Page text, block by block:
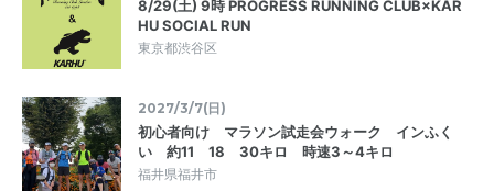
8/29(土) 9時 PROGRESS RUNNING CLUB×KAR
HU SOCIAL RUN
東京都渋谷区
2027/3/7(日)
初心者向け マラソン試走会ウォーク インふく
い 約11 18 30キロ 時速3～4キロ
福井県福井市